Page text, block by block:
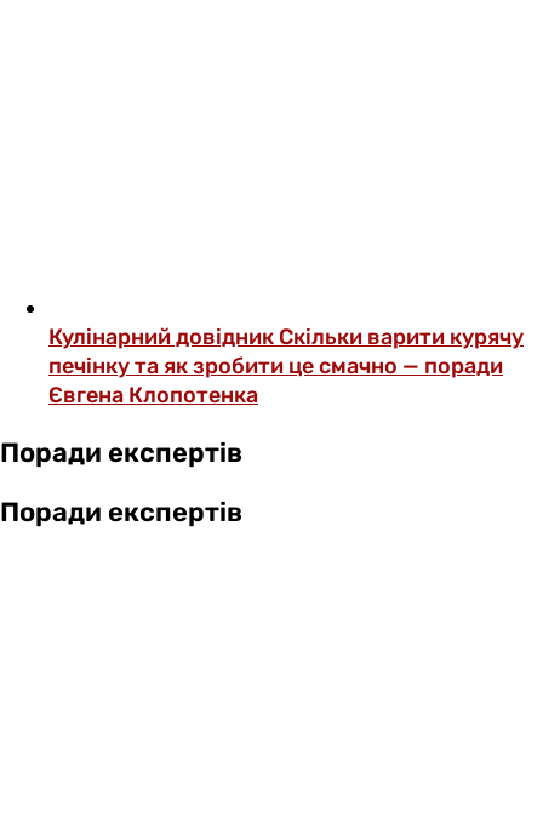
Кулінарний довідник Скільки варити курячу
печінку та як зробити це смачно — поради
Євгена Клопотенка
Поради експертів
Поради експертів